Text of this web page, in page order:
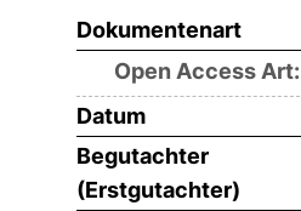
Dokumentenart
Open Access Art:
Datum
Begutachter
(Erstgutachter)